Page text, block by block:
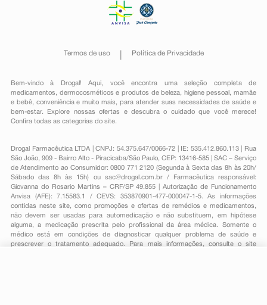
Termos de uso Política de Privacidade
Bem-vindo à Drogal! Aqui, você encontra uma seleção completa de
medicamentos , dermocosméticos e produtos de beleza, higiene pessoal ,mamãe
e bebê, conveniênciae muito mais, para atender suas necessidades de saúde e
bem-estar. Explore nossas ofertas e descubra o cuidado que você merece!
Confira todas as categorias do site.
Drogal Farmacêutica LTDA | CNPJ: 54.375.647/0066-72 | IE: 535.412.860.113 | Rua
São João, 909 - Bairro Alto - Piracicaba/São Paulo, CEP: 13416-585 | SAC – Serviço
de Atendimento ao Consumidor: 0800 771 2120 (Segunda à Sexta das 8h às 20h/
Sábado das 8h às 15h) ou sac@drogal.com.br/ Farmacêutica responsável:
Giovanna do Rosario Martins – CRF/SP 49.855 | Autorização de Funcionamento
Anvisa (AFE): 7.15583.1 / CEVS: 353870901-477-000047-1-5. As informações
contidas neste site, como promoções e ofertas de remédios e medicamentos,
não devem ser usadas para automedicação e não substituem, em hipótese
alguma, a medicação prescrita pelo profissional da área médica. Somente o
médico está em condições de diagnosticar qualquer problema de saúde e
prescrever o tratamento adequado. Para mais informações, consulte o site